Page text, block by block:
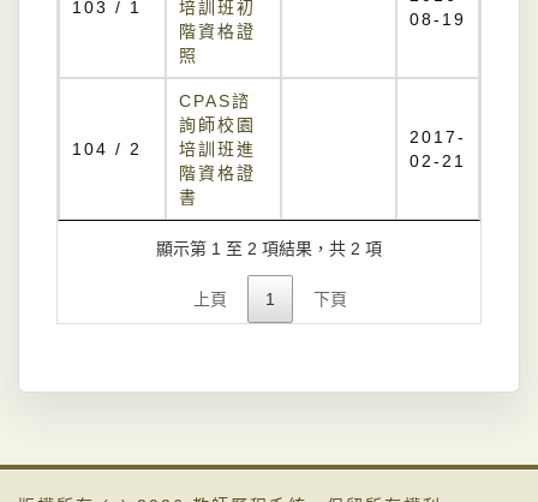
103 / 1
培訓班初
階資格證
照
08-19
104 / 2
CPAS諮
詢師校園
培訓班進
階資格證
書
2017-
02-21
顯示第 1 至 2 項結果，共 2 項
上頁 1 下頁